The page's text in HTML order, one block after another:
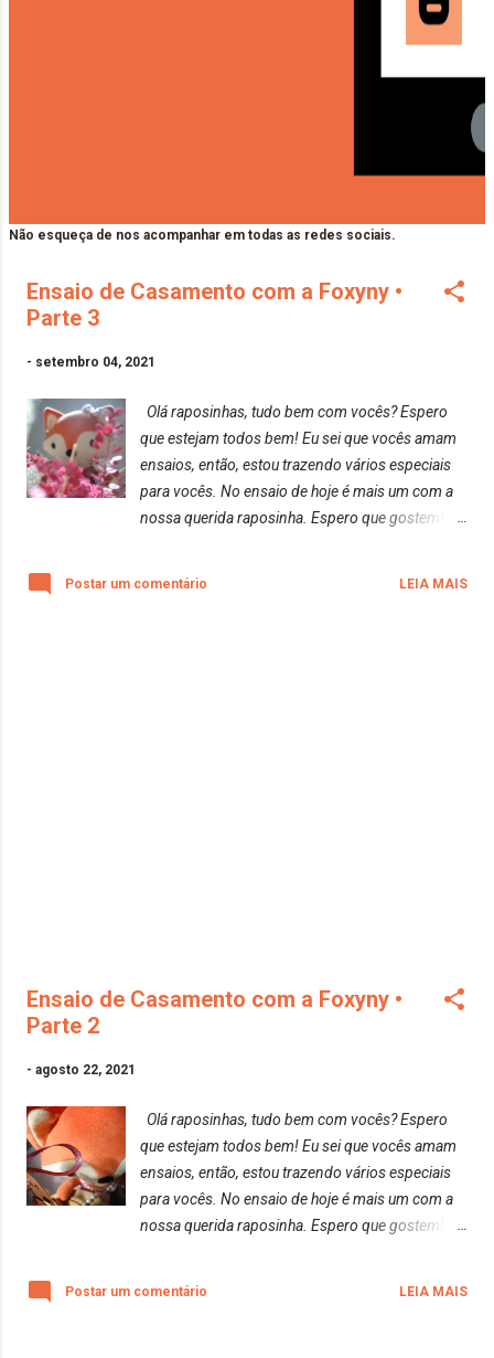
Não esqueça de nos acompanhar em todas as redes sociais.
Ensaio de Casamento com a Foxyny •
Parte 3
- setembro 04, 2021
Olá raposinhas, tudo bem com vocês? Espero
que estejam todos bem! Eu sei que vocês amam
ensaios, então, estou trazendo vários especiais
para vocês. No ensaio de hoje é mais um com a
nossa querida raposinha. Espero que gostem!
Postar um comentário LEIA MAIS
Ensaio de Casamento com a Foxyny •
Parte 2
- agosto 22, 2021
Olá raposinhas, tudo bem com vocês? Espero
que estejam todos bem! Eu sei que vocês amam
ensaios, então, estou trazendo vários especiais
para vocês. No ensaio de hoje é mais um com a
nossa querida raposinha. Espero que gostem!
Postar um comentário LEIA MAIS